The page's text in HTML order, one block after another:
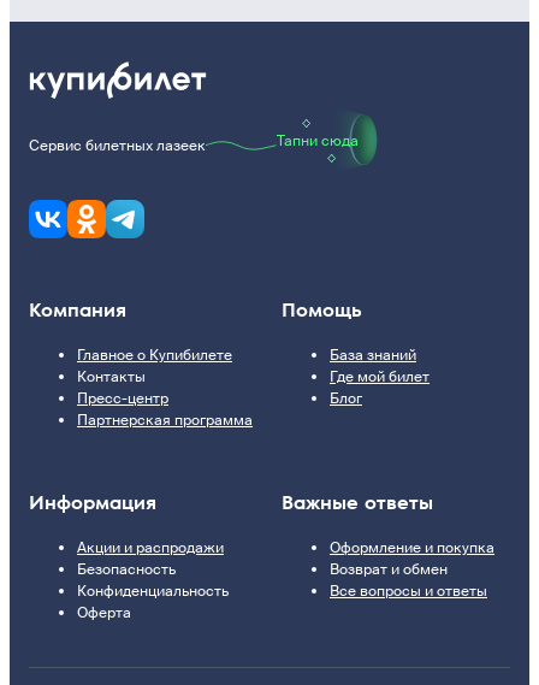
Сервис билетных лазеек Тапни сюда
Компания
Главное о Купибилете
Контакты
Пресс-центр
Партнерская программа
Помощь
База знаний
Где мой билет
Блог
Информация
Акции и распродажи
Безопасность
Конфиденциальность
Оферта
Важные ответы
Оформление и покупка
Возврат и обмен
Все вопросы и ответы